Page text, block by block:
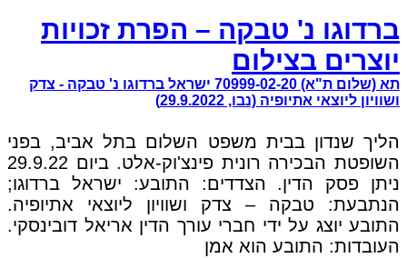
ברדוגו נ' טבקה – הפרת זכויות
יוצרים בצילום
תא (שלום ת"א) 70999-02-20 ישראל ברדוגו נ' טבקה - צדק
ושוויון ליוצאי אתיופיה (נבו, 29.9.2022)
הליך שנדון בבית משפט השלום בתל אביב, בפני
השופטת הבכירה רונית פינצ'וק-אלט. ביום 29.9.22
ניתן פסק הדין. הצדדים: התובע: ישראל ברדוגו;
הנתבעת: טבקה – צדק ושוויון ליוצאי אתיופיה.
התובע יוצג על ידי חברי עורך הדין אריאל דובינסקי.
העובדות: התובע הוא אמן